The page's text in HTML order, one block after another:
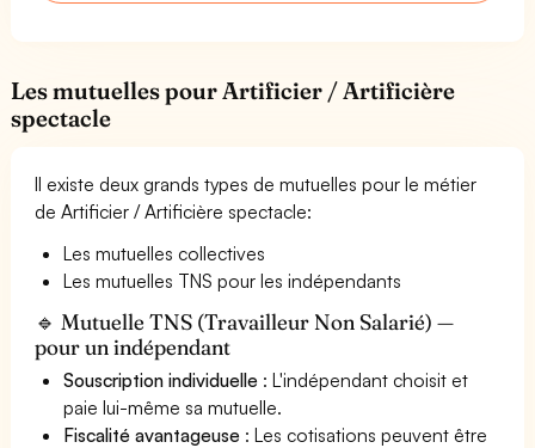
Les mutuelles pour Artificier / Artificière
spectacle
Il existe deux grands types de mutuelles pour le métier
de Artificier / Artificière spectacle:
Les mutuelles collectives
Les mutuelles TNS pour les indépendants
🔹 Mutuelle TNS (Travailleur Non Salarié) —
pour un indépendant
Souscription individuelle : L'indépendant choisit et
paie lui-même sa mutuelle.
Fiscalité avantageuse : Les cotisations peuvent être